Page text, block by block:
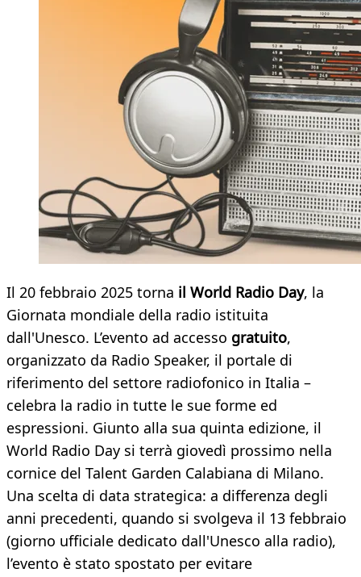
Il 20 febbraio 2025 torna il World Radio Day, la
Giornata mondiale della radio istituita
dall'Unesco. L’evento ad accesso gratuito,
organizzato da Radio Speaker, il portale di
riferimento del settore radiofonico in Italia –
celebra la radio in tutte le sue forme ed
espressioni. Giunto alla sua quinta edizione, il
World Radio Day si terrà giovedì prossimo nella
cornice del Talent Garden Calabiana di Milano.
Una scelta di data strategica: a differenza degli
anni precedenti, quando si svolgeva il 13 febbraio
(giorno ufficiale dedicato dall'Unesco alla radio),
l’evento è stato spostato per evitare